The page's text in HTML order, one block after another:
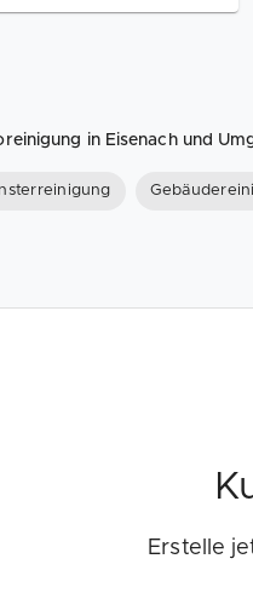
in Eisenach und
Erstelle